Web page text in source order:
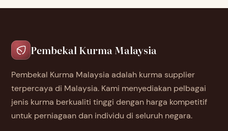
Pembekal Kurma Malaysia
Pembekal Kurma Malaysia adalah kurma supplier
terpercaya di Malaysia. Kami menyediakan pelbagai
jenis kurma berkualiti tinggi dengan harga kompetitif
untuk perniagaan dan individu di seluruh negara.